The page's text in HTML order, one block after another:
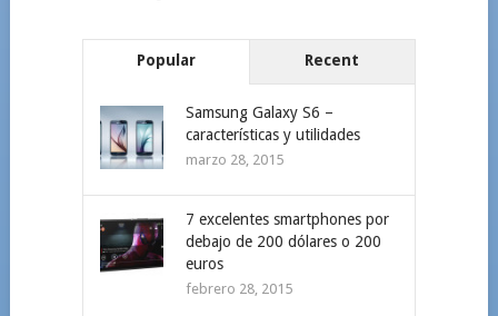
Popular Recent
Samsung Galaxy S6 –
características y utilidades
marzo 28, 2015
7 excelentes smartphones por
debajo de 200 dólares o 200
euros
febrero 28, 2015